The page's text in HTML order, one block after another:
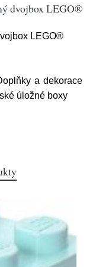
dvojbox LEGO®
LEGO®
a dekorace
úložné boxy